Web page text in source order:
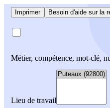
Imprimer Besoin d'aide sur la
Métier, compétence, mot-clé,
Lieu de travail